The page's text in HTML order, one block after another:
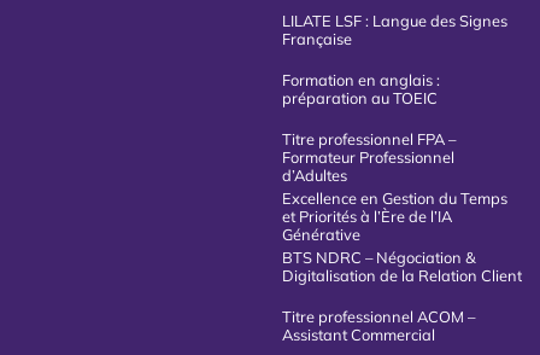
LILATE LSF : Langue des Signes
Française
Formation en anglais :
préparation au TOEIC
Titre professionnel FPA –
Formateur Professionnel
d’Adultes
Excellence en Gestion du Temps
et Priorités à l’Ère de l’IA
Générative
BTS NDRC – Négociation &
Digitalisation de la Relation Client
Titre professionnel ACOM –
Assistant Commercial